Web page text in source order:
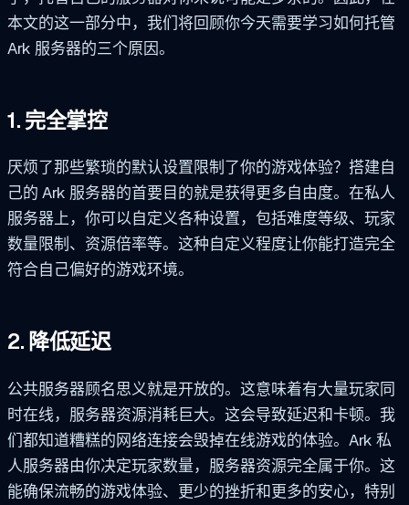
本文的这一部分中，我们将回顾你今天需要学习如何托管
Ark 服务器的三个原因。
1. 完全掌控
厌烦了那些繁琐的默认设置限制了你的游戏体验？搭建自
己的 Ark 服务器的首要目的就是获得更多自由度。在私人
服务器上，你可以自定义各种设置，包括难度等级、玩家
数量限制、资源倍率等。这种自定义程度让你能打造完全
符合自己偏好的游戏环境。
2. 降低延迟
公共服务器顾名思义就是开放的。这意味着有大量玩家同
时在线，服务器资源消耗巨大。这会导致延迟和卡顿。我
们都知道糟糕的网络连接会毁掉在线游戏的体验。Ark 私
人服务器由你决定玩家数量，服务器资源完全属于你。这
能确保流畅的游戏体验、更少的挫折和更多的安心，特别